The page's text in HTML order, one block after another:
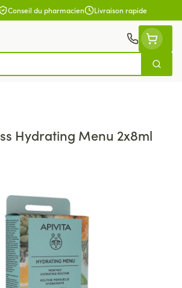
Conseil du pharmacien Livraison rapide
Hydrating Menu 2x8ml